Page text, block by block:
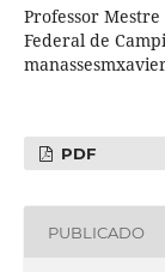
Professor
Federal de
PDF
PUBLICADO